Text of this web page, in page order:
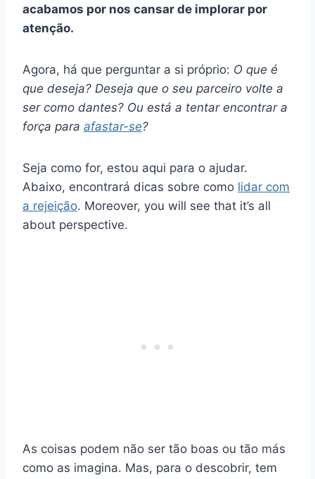
acabamos por nos cansar de implorar por
atenção.
Agora, há que perguntar a si próprio: O que é
que deseja? Deseja que o seu parceiro volte a
ser como dantes? Ou está a tentar encontrar a
força para afastar-se?
Seja como for, estou aqui para o ajudar.
Abaixo, encontrará dicas sobre como lidar com
a rejeição. Moreover, you will see that it’s all
about perspective.
As coisas podem não ser tão boas ou tão más
como as imagina. Mas, para o descobrir, tem